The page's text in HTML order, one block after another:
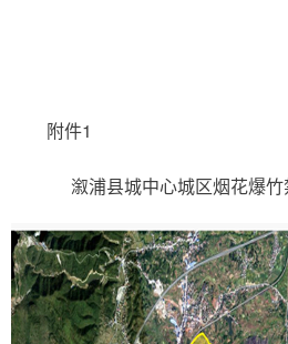
附件1
溆浦县城中心城区烟花爆